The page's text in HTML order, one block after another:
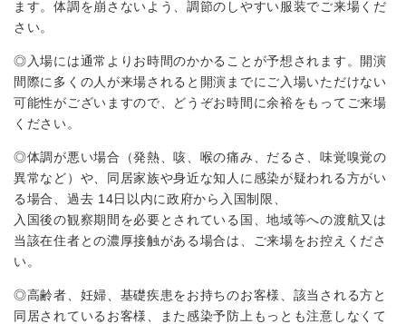
ます。体調を崩さないよう、調節のしやすい服装でご来場くだ
さい。
◎入場には通常よりお時間のかかることが予想されます。開演
間際に多くの人が来場されると開演までにご入場いただけない
可能性がございますので、どうぞお時間に余裕をもってご来場
ください。
◎体調が悪い場合（発熱、咳、喉の痛み、だるさ、味覚嗅覚の
異常など）や、同居家族や身近な知人に感染が疑われる方がい
る場合、過去 14日以内に政府から入国制限、
入国後の観察期間を必要とされている国、地域等への渡航又は
当該在住者との濃厚接触がある場合は、ご来場をお控えくださ
い。
◎高齢者、妊婦、基礎疾患をお持ちのお客様、該当される方と
同居されているお客様、また感染予防上もっとも注意しなくて